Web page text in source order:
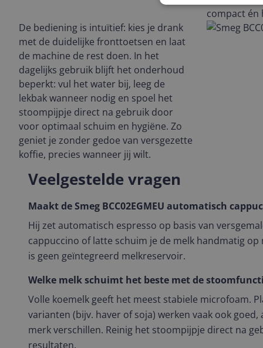
compact én
De bediening is intuïtief: kies je drank
met de duidelijke fronttoetsen en laat
de machine de rest doen. In het
dagelijks gebruik blijft het onderhoud
beperkt: vul het water bij, leeg de
lekbak wanneer nodig en spoel het
stoompijpje direct na gebruik door
voor optimaal schuim en hygiëne. Zo
geniet je zonder gedoe van versgezette
koffie, precies wanneer jij wilt.
Veelgestelde vragen
Maakt de Smeg BCC02EGMEU automatisch
Hij zet automatisch espresso op basis van
cappuccino of latte schuim je de melk handmatig
is geen geïntegreerd melkreservoir.
Welke melk schuimt het beste met de
Volle koemelk geeft het meest stabiele microfoam.
varianten (bijv. haver of soja) werken vaak ook
merk verschillen. Reinig het stoompijpje direct na
resultaten.